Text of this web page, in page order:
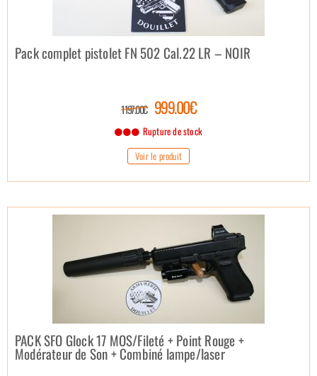
Pack complet pistolet FN 502 Cal.22 LR – NOIR
1 197.00€ 999.00€
Rupture de stock
Voir le produit
PACK SFO Glock 17 MOS/Fileté + Point Rouge +
Modérateur de Son + Combiné lampe/laser